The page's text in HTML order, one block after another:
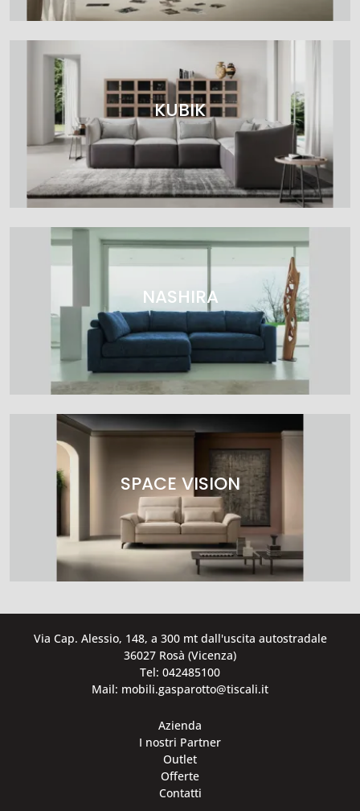
KUBIK
NASHIRA
SPACE VISION
Via Cap. Alessio, 148, a 300 mt dall'uscita autostradale
36027 Rosà (Vicenza)
Tel: 042485100
Mail: mobili.gasparotto@tiscali.it
Azienda
I nostri Partner
Outlet
Offerte
Contatti